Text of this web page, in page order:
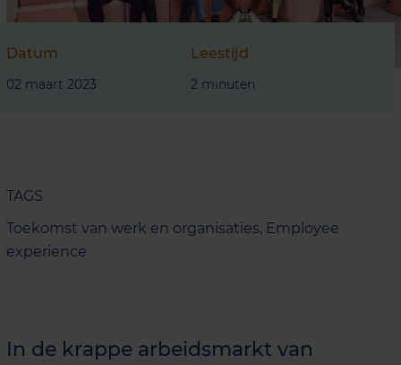
Datum
02 maart 2023
Leestijd
2 minuten
TAGS
Toekomst van werk en organisaties, Employee
experience
In de krappe arbeidsmarkt van